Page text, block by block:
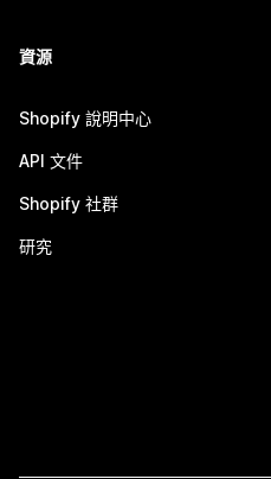
資源
Shopify 說明中心
API 文件
Shopify 社群
研究